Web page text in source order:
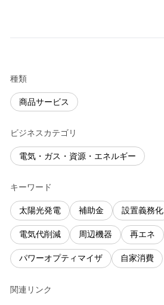
種類
商品サービス
ビジネスカテゴリ
電気・ガス・資源・エネルギー
キーワード
太陽光発電 補助金 設置義務化
電気代削減 周辺機器 再エネ
パワーオプティマイザ 自家消費
関連リンク